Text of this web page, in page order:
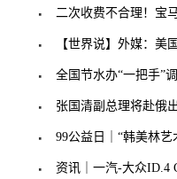
二次收费不合理！宝马取
【世界说】外媒：美国药
全国节水办“一把手”
张国清副总理将赴俄出席
99公益日｜“韩美林艺
资讯｜一汽-大众ID.4